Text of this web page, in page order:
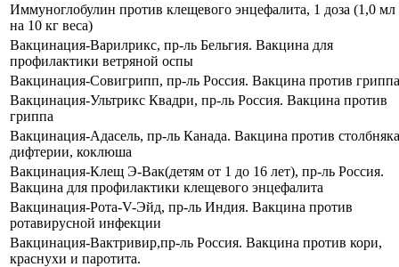
Иммуноглобулин против клещевого энцефалита, 1 доза (1,0 мл
на 10 кг веса)
Вакцинация-Варилрикс, пр-ль Бельгия. Вакцина для
профилактики ветряной оспы
Вакцинация-Совигрипп, пр-ль Россия. Вакцина против гриппа
Вакцинация-Ультрикс Квадри, пр-ль Россия. Вакцина против
гриппа
Вакцинация-Адасель, пр-ль Канада. Вакцина против
дифтерии, коклюша
Вакцинация-Клещ Э-Вак(детям от 1 до 16 лет), пр-ль Россия.
Вакцина для профилактики клещевого энцефалита
Вакцинация-Рота-V-Эйд, пр-ль Индия. Вакцина против
ротавирусной инфекции
Вакцинация-Вактривир,пр-ль Россия. Вакцина против кори,
краснухи и паротита.